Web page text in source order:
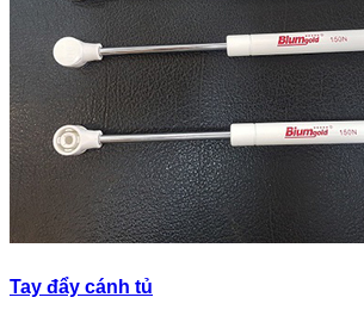
Tay đẩy cánh tủ